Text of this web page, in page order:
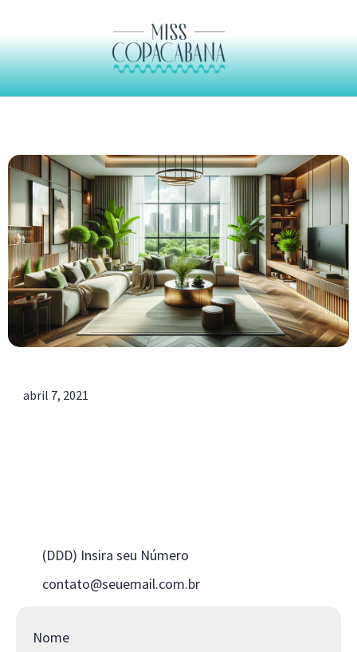
abril 7, 2021
(DDD) Insira seu Número
contato@seuemail.com.br
Nome